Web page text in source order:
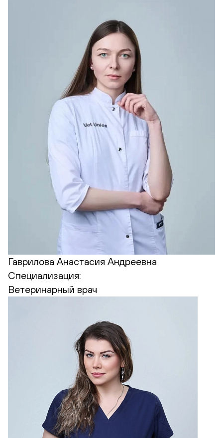
Гаврилова Анастасия Андреевна
Специализация:
Ветеринарный врач